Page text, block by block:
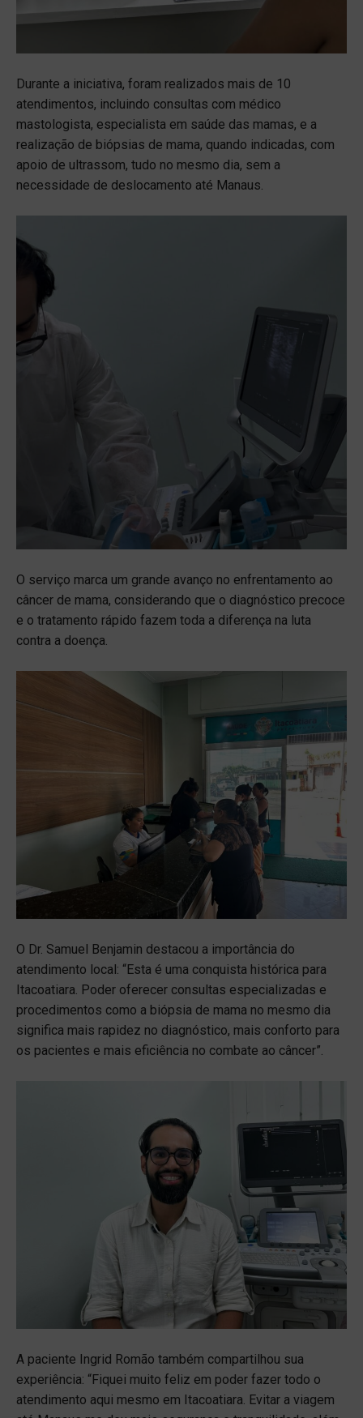
Durante a iniciativa, foram realizados mais de 10
atendimentos, incluindo consultas com médico
mastologista, especialista em saúde das mamas, e a
realização de biópsias de mama, quando indicadas, com
apoio de ultrassom, tudo no mesmo dia, sem a
necessidade de deslocamento até Manaus.
O serviço marca um grande avanço no enfrentamento ao
câncer de mama, considerando que o diagnóstico precoce
e o tratamento rápido fazem toda a diferença na luta
contra a doença.
O Dr. Samuel Benjamin destacou a importância do
atendimento local: “Esta é uma conquista histórica para
Itacoatiara. Poder oferecer consultas especializadas e
procedimentos como a biópsia de mama no mesmo dia
significa mais rapidez no diagnóstico, mais conforto para
os pacientes e mais eficiência no combate ao câncer”.
A paciente Ingrid Romão também compartilhou sua
experiência: “Fiquei muito feliz em poder fazer todo o
atendimento aqui mesmo em Itacoatiara. Evitar a viagem